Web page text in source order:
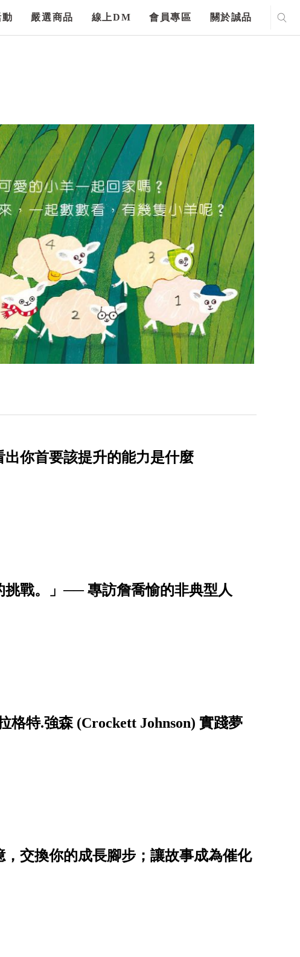
嚴選商品 線上DM 會員專區 關於誠品
出你首要該提升的能力是什麼
挑戰。」── 專訪詹喬愉的非典型人
特.強森 (Crockett Johnson) 實踐夢
交換你的成長腳步；讓故事成為催化